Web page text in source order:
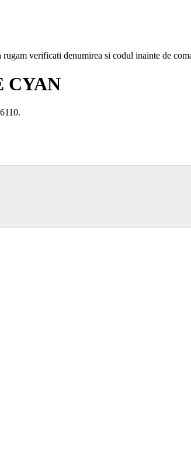
verificati denumirea si codul inainte de
CYAN